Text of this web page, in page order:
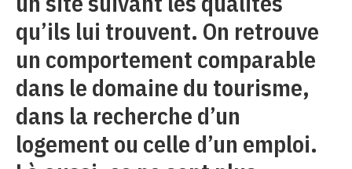
qu’ils lui trouvent. On retrouve
un comportement comparable
dans le domaine du tourisme,
dans la recherche d’un
logement ou celle d’un emploi.